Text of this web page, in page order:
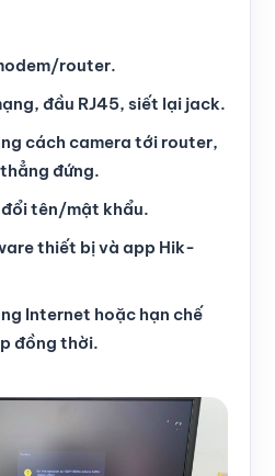
router.
đầu RJ45, siết lại jack.
cách camera tới router,
đứng.
tên/mật khẩu.
thiết bị và app Hik-
Internet hoặc hạn chế
đồng thời.